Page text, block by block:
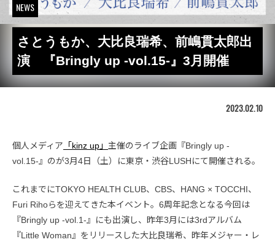
NEWS
さとうもか、大比良瑞希、前嶋貫太郎出
演 『Bringly up -vol.15-』3月開催
2023.02.10
個人メディア 「kinz up」 主催のライブ企画『Bringly up -
vol.15-』のが3月4日（土）に東京・渋谷LUSHにて開催される。
これまでにTOKYO HEALTH CLUB、CBS、HANG × TOCCHI、
Furi Rihoらを迎えてきた本イベント。6周年記念となる今回は
『Bringly up -vol.1-』にも出演し、昨年3月には3rdアルバム
『Little Woman』をリリースした大比良瑞希、昨年メジャー・レ